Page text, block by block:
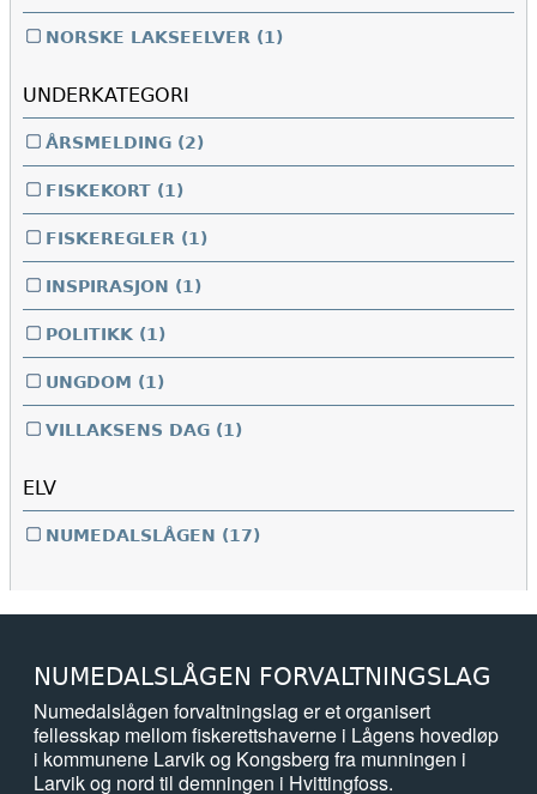
NORSKE LAKSEELVER (1)
UNDERKATEGORI
ÅRSMELDING (2)
FISKEKORT (1)
FISKEREGLER (1)
INSPIRASJON (1)
POLITIKK (1)
UNGDOM (1)
VILLAKSENS DAG (1)
ELV
NUMEDALSLÅGEN (17)
NUMEDALSLÅGEN FORVALTNINGSLAG
Numedalslågen forvaltningslag er et organisert
fellesskap mellom fiskerettshaverne i Lågens hovedløp
i kommunene Larvik og Kongsberg fra munningen i
Larvik og nord til demningen i Hvittingfoss.